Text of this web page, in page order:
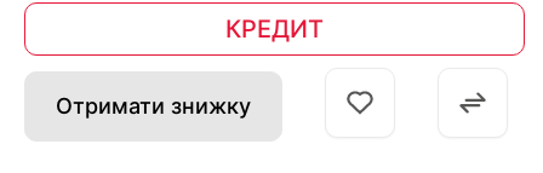
КРЕДИТ
Отримати знижку